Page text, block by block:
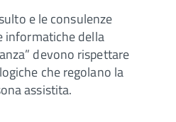
e le consulenze
informatiche della
devono rispettare
che regolano la
assistita.